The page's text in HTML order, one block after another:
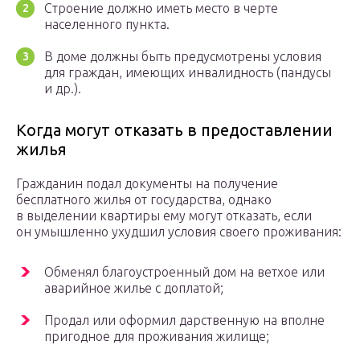
Строение должно иметь место в черте
населенного пункта.
В доме должны быть предусмотрены условия
для граждан, имеющих инвалидность (пандусы
и др.).
Когда могут отказать в предоставлении
жилья
Гражданин подал документы на получение
бесплатного жилья от государства, однако
в выделении квартиры ему могут отказать, если
он умышленно ухудшил условия своего проживания:
Обменял благоустроенный дом на ветхое или
аварийное жилье с доплатой;
Продал или оформил дарственную на вполне
пригодное для проживания жилище;